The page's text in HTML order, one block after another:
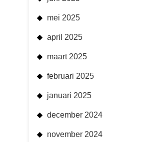
mei 2025
april 2025
maart 2025
februari 2025
januari 2025
december 2024
november 2024